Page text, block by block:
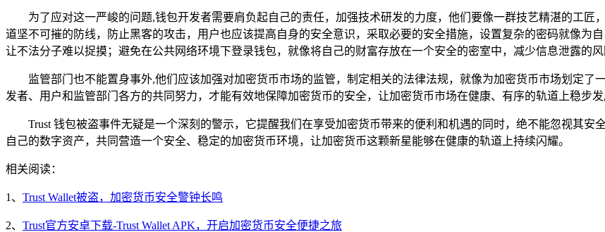
为了应对这一严峻的问题,钱包开发者需要肩负起自己的责任，加强技术研发的力度，他们要像一群技艺精湛的工
道坚不可摧的防线，防止黑客的攻击，用户也应该提高自身的安全意识，采取必要的安全措施，设置复杂的密码就像为
让不法分子难以捉摸；避免在公共网络环境下登录钱包，就像将自己的财富存放在一个安全的密室中，减少信息泄露的风
监管部门也不能置身事外,他们应该加强对加密货币市场的监管，制定相关的法律法规，就像为加密货币市场划定
发者、用户和监管部门各方的共同努力，才能有效地保障加密货币的安全，让加密货币市场在健康、有序的轨道上稳步发
Trust 钱包被盗事件无疑是一个深刻的警示，它提醒我们在享受加密货币带来的便利和机遇的同时，绝不能忽视其
自己的数字资产，共同营造一个安全、稳定的加密货币环境，让加密货币这颗新星能够在健康的轨道上持续闪耀。
相关阅读：
1、 Trust Wallet被盗，加密货币安全警钟长鸣
2、 Trust官方安卓下载-Trust Wallet APK，开启加密货币安全便捷之旅